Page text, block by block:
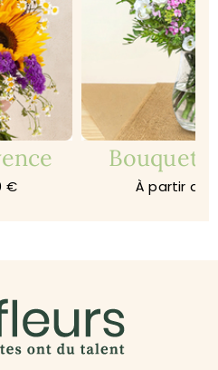
€
Bouquet
À partir de